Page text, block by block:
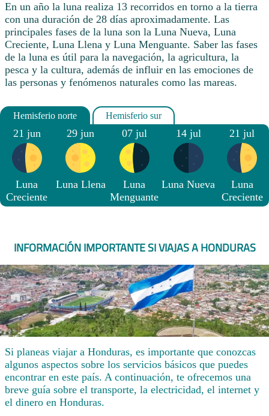
En un año la luna realiza 13 recorridos en torno a la tierra
con una duración de 28 días aproximadamente. Las
principales fases de la luna son la Luna Nueva, Luna
Creciente, Luna Llena y Luna Menguante. Saber las fases
de la luna es útil para la navegación, la agricultura, la
pesca y la cultura, además de influir en las emociones de
las personas y fenómenos naturales como las mareas.
21 jun
Luna
Creciente
29 jun
Luna Llena
07 jul
Luna
Menguante
14 jul
Luna Nueva
21 jul
Luna
Creciente
INFORMACIÓN IMPORTANTE SI VIAJAS A HONDURAS
Si planeas viajar a Honduras, es importante que conozcas
algunos aspectos sobre los servicios básicos que puedes
encontrar en este país. A continuación, te ofrecemos una
breve guía sobre el transporte, la electricidad, el internet y
el dinero en Honduras.